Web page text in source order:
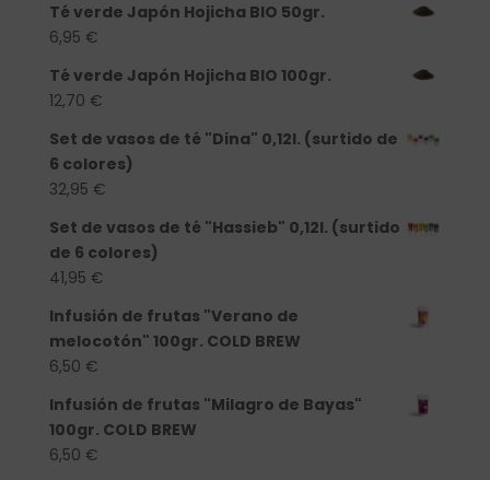
Té verde Japón Hojicha BIO 50gr.
6,95 €
Té verde Japón Hojicha BIO 100gr.
12,70 €
Set de vasos de té "Dina" 0,12l. (surtido de
6 colores)
32,95 €
Set de vasos de té "Hassieb" 0,12l. (surtido
de 6 colores)
41,95 €
Infusión de frutas "Verano de
melocotón" 100gr. COLD BREW
6,50 €
Infusión de frutas "Milagro de Bayas"
100gr. COLD BREW
6,50 €